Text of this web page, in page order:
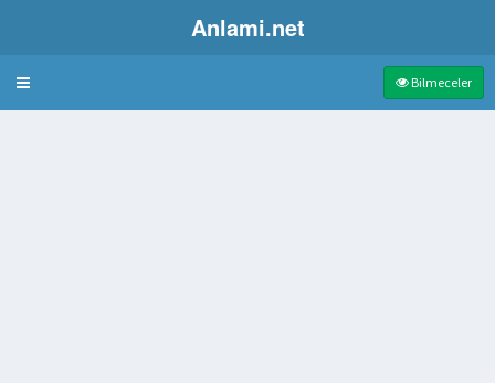
Anlami.net
Bulmaca Bilmeceler